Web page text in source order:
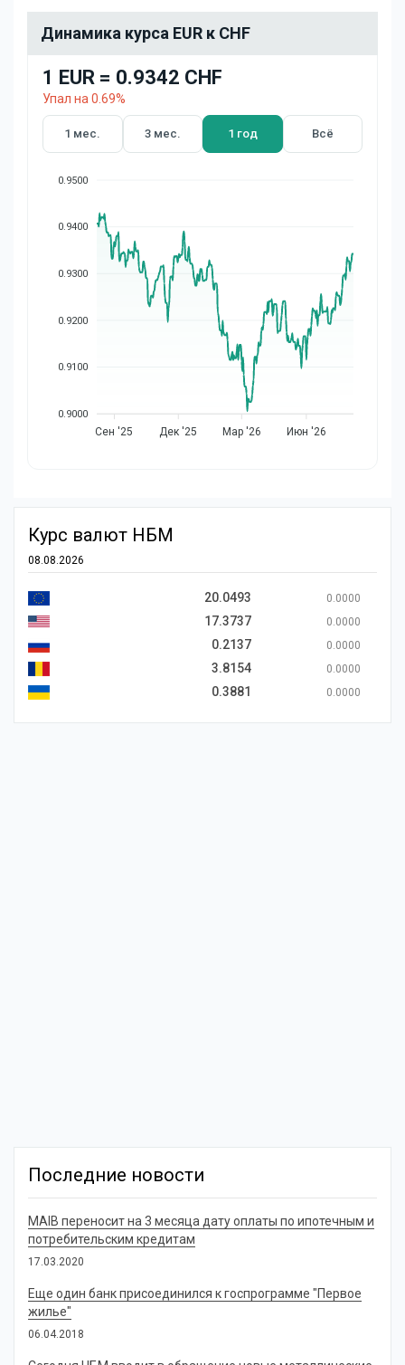
Динамика курса EUR к CHF
1 EUR = 0.9342 CHF
Упал на 0.69%
1 мес. 3 мес. 1 год Всё
0.9500
0.9400
0.9300
0.9200
0.9100
0.9000
Сен '25 Дек '25 Мар '26 Июн '26
Курс валют НБМ
08.08.2026
20.0493 0.0000
17.3737 0.0000
0.2137 0.0000
3.8154 0.0000
0.3881 0.0000
Последние новости
MAIB переносит на 3 месяца дату оплаты по ипотечным и
потребительским кредитам
17.03.2020
Еще один банк присоединился к госпрограмме "Первое
жилье"
06.04.2018